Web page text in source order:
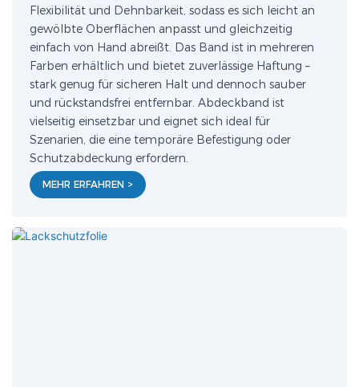
Flexibilität und Dehnbarkeit, sodass es sich leicht an
gewölbte Oberflächen anpasst und gleichzeitig
einfach von Hand abreißt. Das Band ist in mehreren
Farben erhältlich und bietet zuverlässige Haftung –
stark genug für sicheren Halt und dennoch sauber
und rückstandsfrei entfernbar. Abdeckband ist
vielseitig einsetzbar und eignet sich ideal für
Szenarien, die eine temporäre Befestigung oder
Schutzabdeckung erfordern.
MEHR ERFAHREN >